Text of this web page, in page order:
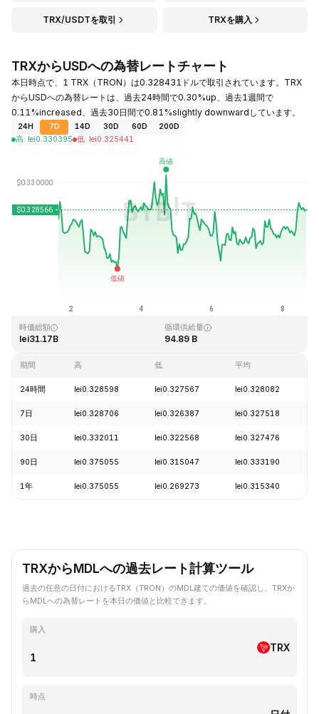
TRX/USDTを取引 TRXを購入
TRXからUSDへの為替レートチャート
本日時点で、1 TRX（TRON）は0.328431ドルで取引されています。TRX
からUSDへの為替レートは、過去24時間で0.30%up、過去1週間で
0.11%increased、過去30日間で0.81%slightly downwardしています。
24H 7D 14D 30D 60D
200D
高: lei0.330395 低: lei0.325441
最終更新日時：2026-08-08、15:55 GMT+0
lei0.431288 lei0.001804
時価総額
lei31.17B
循環供給量
94.89 B
期間 高 低 平均
24時間 lei0.328598 lei0.327567 lei0.328082
7日 lei0.328706 lei0.326387 lei0.327518
30日 lei0.332011 lei0.322568 lei0.327476
90日 lei0.375055 lei0.315047 lei0.333190
1年 lei0.375055 lei0.269273 lei0.315340
TRXからMDLへの過去レート計算ツール
過去の任意の日付におけるTRX（TRON）のMDL建ての価値を確認し、TRXか
らMDLへの為替レートを本日の価値と比較できます。
購入
TRX
時点